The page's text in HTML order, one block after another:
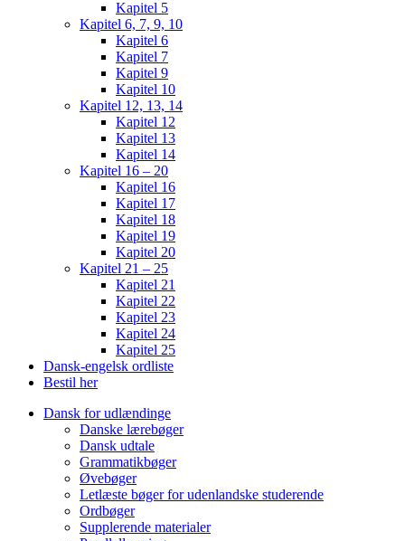
Kapitel 5
Kapitel 6, 7, 9, 10
Kapitel 6
Kapitel 7
Kapitel 9
Kapitel 10
Kapitel 12, 13, 14
Kapitel 12
Kapitel 13
Kapitel 14
Kapitel 16 – 20
Kapitel 16
Kapitel 17
Kapitel 18
Kapitel 19
Kapitel 20
Kapitel 21 – 25
Kapitel 21
Kapitel 22
Kapitel 23
Kapitel 24
Kapitel 25
Dansk-engelsk ordliste
Bestil her
Dansk for udlændinge
Danske lærebøger
Dansk udtale
Grammatikbøger
Øvebøger
Letlæste bøger for udenlandske studerende
Ordbøger
Supplerende materialer